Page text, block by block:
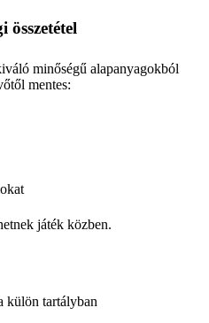
összetétel
minőségű alapanyagokból
mentes:
játék közben.
külön tartályban